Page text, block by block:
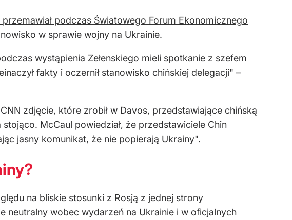
przemawiał podczas Światowego Forum Ekonomicznego
w sprawie wojny na Ukrainie.
wystąpienia Zełenskiego mieli spotkanie z szefem
fakty i oczernił stanowisko chińskiej delegacji" –
zdjęcie, które zrobił w Davos, przedstawiające chińską
McCaul powiedział, że przedstawiciele Chin
jasny komunikat, że nie popierają Ukrainy".
na bliskie stosunki z Rosją z jednej strony
neutralny wobec wydarzeń na Ukrainie i w oficjalnych